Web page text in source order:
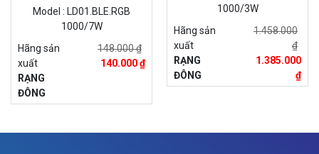
Model : LD01.BLE.RGB
1000/7W
Hãng sản
xuất
RẠNG
ĐÔNG
148.000 ₫
140.000 ₫
1000/3W
Hãng sản
xuất
RẠNG
ĐÔNG
1.458.000
₫
1.385.000
₫